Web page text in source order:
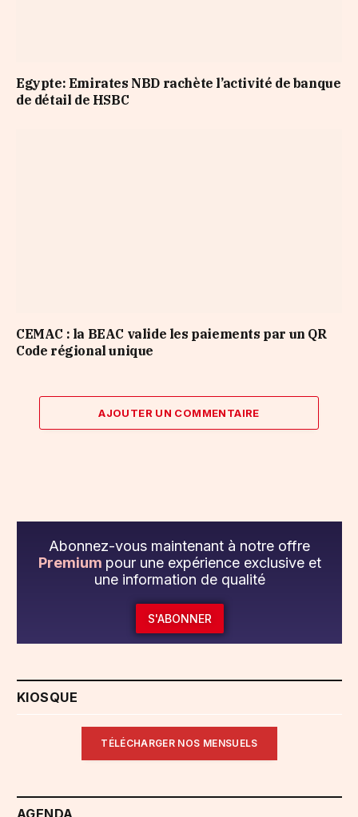
Egypte: Emirates NBD rachète l’activité de banque
de détail de HSBC
CEMAC : la BEAC valide les paiements par un QR
Code régional unique
AJOUTER UN COMMENTAIRE
Abonnez-vous maintenant à notre offre
Premium pour une expérience exclusive et
une information de qualité
S'ABONNER
KIOSQUE
TÉLÉCHARGER NOS MENSUELS
AGENDA